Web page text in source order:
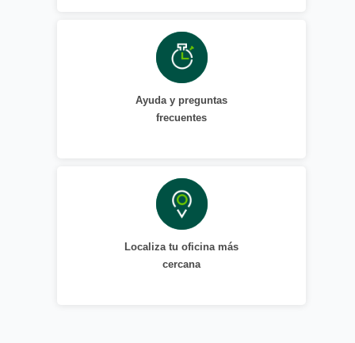
Ayuda y preguntas
frecuentes
Localiza tu oficina más
cercana